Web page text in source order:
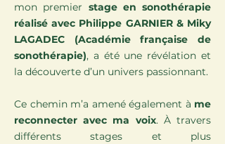
mon premier stage en sonothérapie
réalisé avec Philippe GARNIER & Miky
LAGADEC (Académie française de
sonothérapie), a été une révélation et
la découverte d’un univers passionnant.
Ce chemin m’a amené également à me
reconnecter avec ma voix. À travers
différents stages et plus